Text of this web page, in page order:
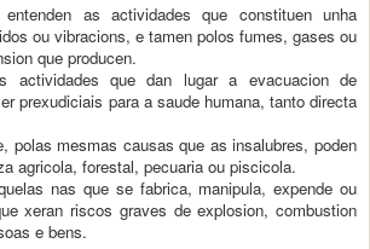
as actividades que constituen unha
ou vibracions, e tamen polos fumes, gases ou
que producen.
actividades que dan lugar a evacuacion de
prexudiciais para a saude humana, tanto directa
mesmas causas que as insalubres, poden
agricola, forestal, pecuaria ou piscicola.
nas que se fabrica, manipula, expende ou
xeran riscos graves de explosion, combustion
e bens.